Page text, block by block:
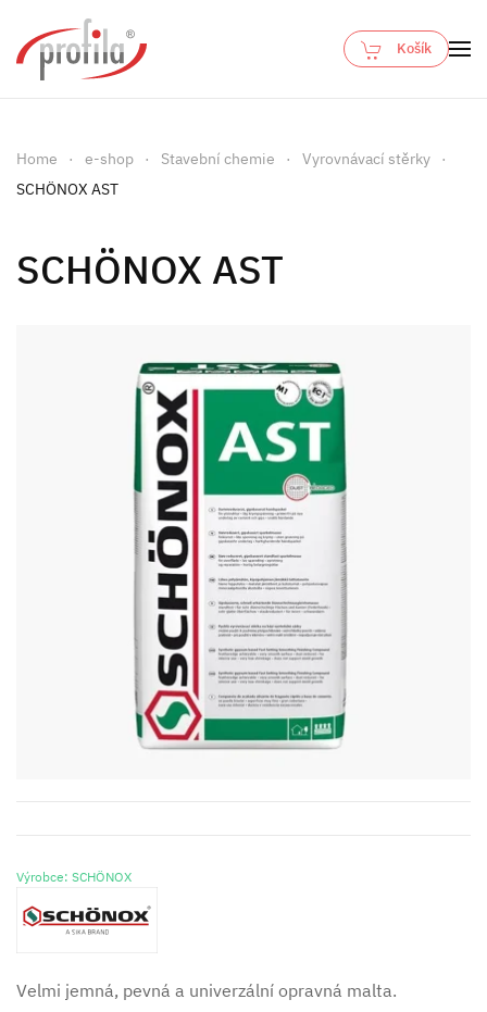
Skip to main content
Košík
Home e-shop Stavební chemie
Vyrovnávací stěrky
SCHÖNOX AST
SCHÖNOX AST
Výrobce: SCHÖNOX
Velmi jemná, pevná a univerzální opravná malta.